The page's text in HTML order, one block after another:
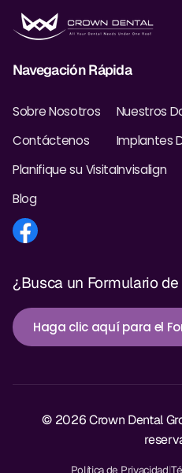
Navegación Rápida
Sobre Nosotros
Contáctenos
Planifique su Visita
Blog
Nuestros
Implantes
Invisalign
¿Busca un Formulario
Haga clic aquí para el
© 2026 Crown Dental
Política de Privacidad|